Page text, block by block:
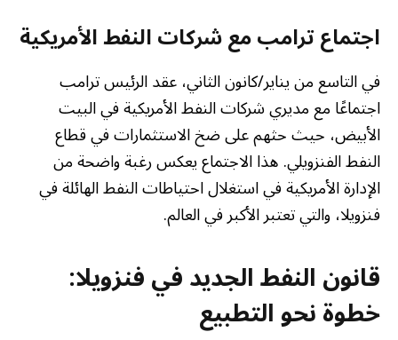
اجتماع ترامب مع شركات النفط الأمريكية
في التاسع من يناير/كانون الثاني، عقد الرئيس ترامب
اجتماعًا مع مديري شركات النفط الأمريكية في البيت
الأبيض، حيث حثهم على ضخ الاستثمارات في قطاع
النفط الفنزويلي. هذا الاجتماع يعكس رغبة واضحة من
الإدارة الأمريكية في استغلال احتياطات النفط الهائلة في
فنزويلا، والتي تعتبر الأكبر في العالم.
قانون النفط الجديد في فنزويلا:
خطوة نحو التطبيع